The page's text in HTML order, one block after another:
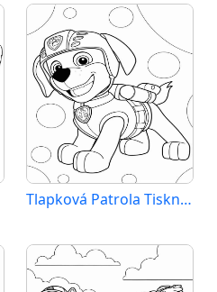
Tlapková Patrola Tisknutelné pro Děti